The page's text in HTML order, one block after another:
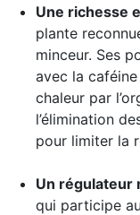
Une richesse
plante
minceur. Ses
avec la
chaleur par
l’élimination
pour limiter la
Un régulateur
qui participe